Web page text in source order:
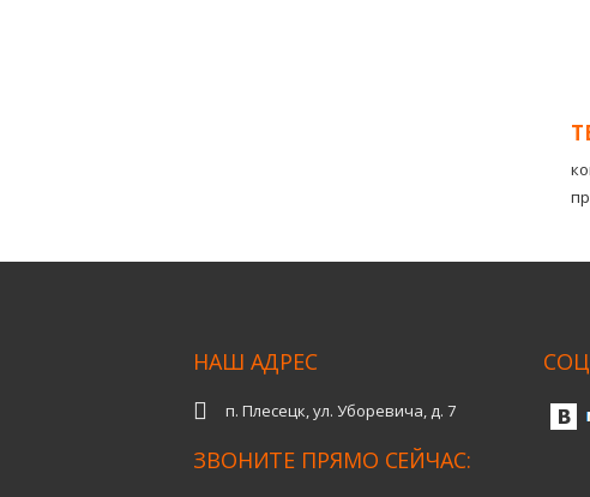
НАШ АДРЕС
п. Плесецк, ул. Уборевича, д. 7
ЗВОНИТЕ ПРЯМО СЕЙЧАС: